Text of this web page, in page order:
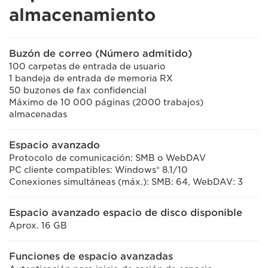
almacenamiento
Buzón de correo (Número admitido)
100 carpetas de entrada de usuario
1 bandeja de entrada de memoria RX
50 buzones de fax confidencial
Máximo de 10 000 páginas (2000 trabajos)
almacenadas
Espacio avanzado
Protocolo de comunicación: SMB o WebDAV
PC cliente compatibles: Windows® 8.1/10
Conexiones simultáneas (máx.): SMB: 64, WebDAV: 3
Espacio avanzado espacio de disco disponible
Aprox. 16 GB
Funciones de espacio avanzadas